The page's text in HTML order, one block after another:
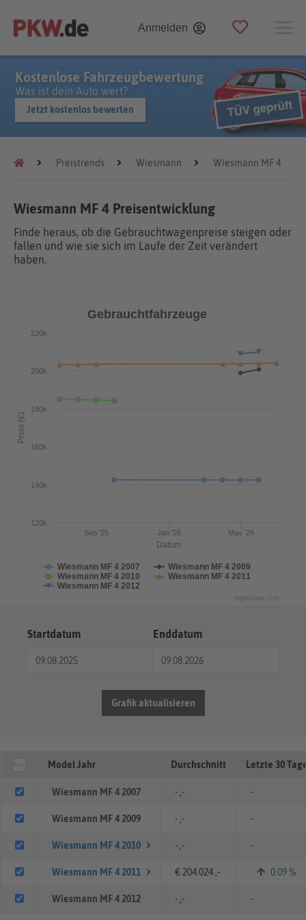
Anmelden
Kostenlose Fahrzeugbewertung
Was ist dein Auto wert?
Jetzt kostenlos bewerten
Preistrends Wiesmann Wiesmann MF 4
Wiesmann MF 4 Preisentwicklung
Finde heraus, ob die Gebrauchtwagenpreise steigen oder
fallen und wie sie sich im Laufe der Zeit verändert
haben.
Datum
Preis (€)
Gebrauchtfahrzeuge
Wiesmann MF 4 2007
Wiesmann MF 4 2009
Wiesmann MF 4 2010
Wiesmann MF 4 2011
Wiesmann MF 4 2012
Jan '26 May '26
Sep '25
120k
140k
160k
180k
200k
220k
Highcharts.com
Startdatum Enddatum
Grafik aktualisieren
Model Jahr Durchschnitt Letzte 30
Wiesmann MF 4 2007 - ,- -
Wiesmann MF 4 2009 - ,- -
Wiesmann MF 4 2010 - ,- -
Wiesmann MF 4 2011 € 204.024 ,- 0.09 %
Wiesmann MF 4 2012 - ,- -